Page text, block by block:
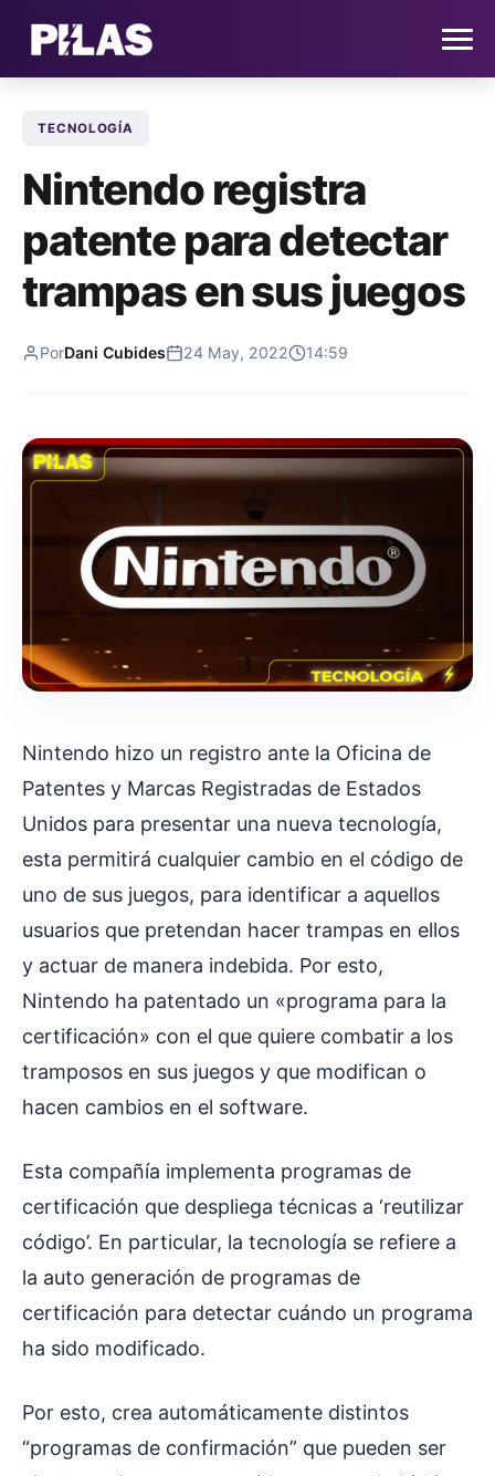
NOTICIAS
QUIÉNES SOMOS
CONTACTO
TECNOLOGÍA
Nintendo registra
patente para detectar
trampas en sus juegos
PorDani Cubides 24 May, 2022 14:59
Nintendo hizo un registro ante la Oficina de
Patentes y Marcas Registradas de Estados
Unidos para presentar una nueva tecnología,
esta permitirá cualquier cambio en el código de
uno de sus juegos, para identificar a aquellos
usuarios que pretendan hacer trampas en ellos
y actuar de manera indebida. Por esto,
Nintendo ha patentado un «programa para la
certificación» con el que quiere combatir a los
tramposos en sus juegos y que modifican o
hacen cambios en el software.
Esta compañía implementa programas de
certificación que despliega técnicas a ‘reutilizar
código’. En particular, la tecnología se refiere a
la auto generación de programas de
certificación para detectar cuándo un programa
ha sido modificado.
Por esto, crea automáticamente distintos
“programas de confirmación” que pueden ser